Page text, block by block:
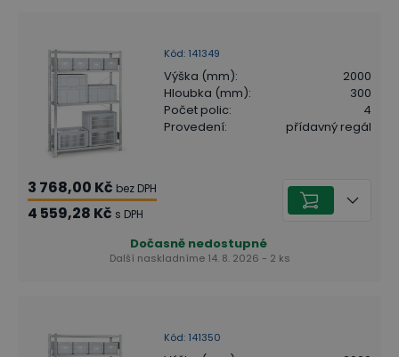
Kód: 141349
Výška (mm):
2000
Hloubka (mm):
300
Počet polic:
4
Provedení: přídavný regál
3 768,00 Kč bez DPH
4 559,28 Kč s DPH
Dočasně nedostupné
Další naskladníme 14. 8. 2026 - 2 ks
Kód: 141350